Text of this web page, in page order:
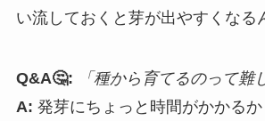
い流しておくと芽が出やすくなる
Q&A🤔:
「種から育てるのって難
A: 発芽にちょっと時間がかかる